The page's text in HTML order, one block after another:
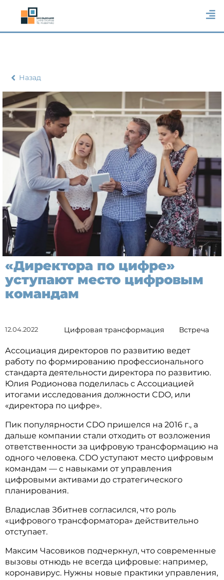
Назад
«Директора по цифре»
уступают место цифровым
командам
12.04.2022 Цифровая трансформация Встреча
Ассоциация директоров по развитию ведет
работу по формированию профессионального
стандарта деятельности директора по развитию.
Юлия Родионова поделилась с Ассоциацией
итогами исследования должности CDO, или
«директора по цифре».
Пик популярности CDO пришелся на 2016 г., а
дальше компании стали отходить от возложения
ответственности за цифровую трансформацию на
одного человека. CDO уступают место цифровым
командам — с навыками от управления
цифровыми активами до стратегического
планирования.
Владислав Збитнев согласился, что роль
«цифрового трансформатора» действительно
отступает.
Максим Часовиков подчеркнул, что современные
вызовы отнюдь не всегда цифровые: например,
коронавирус. Нужны новые практики управления,